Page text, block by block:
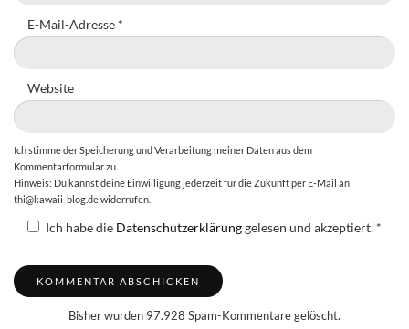
E-Mail-Adresse *
Website
Ich stimme der Speicherung und Verarbeitung meiner Daten aus dem
Kommentarformular zu.
Hinweis: Du kannst deine Einwilligung jederzeit für die Zukunft per E-Mail an
thi@kawaii-blog.de widerrufen.
Ich habe die Datenschutzerklärunggelesen und akzeptiert. *
Bisher wurden 97.928 Spam-Kommentare gelöscht.